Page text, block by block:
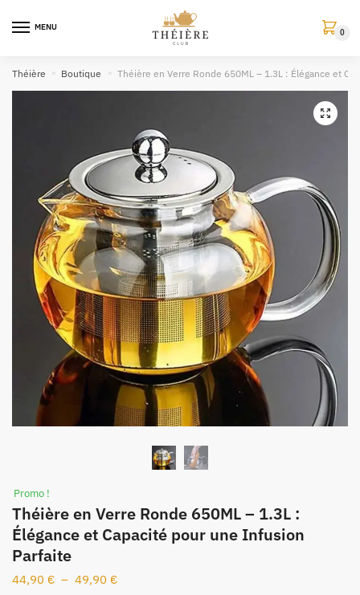
MENU
0
Théière » Boutique Théière en Verre Ronde 650ML – 1.3L : Élégance et
🔍
Promo !
Théière en Verre Ronde 650ML – 1.3L :
Élégance et Capacité pour une Infusion
Parfaite
44,90 € – 49,90 €